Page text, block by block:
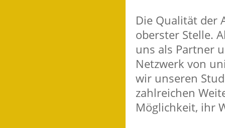
Die Qualität der
oberster Stelle.
uns als Partner
Netzwerk von
wir unseren
zahlreichen
Möglichkeit, ihr